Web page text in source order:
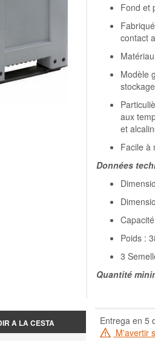
Fond et
contact
Modèle
aux
et
Facile à
Données
Poids :
3
Quantité
A LA CESTA
Entrega en 5
M'avertir